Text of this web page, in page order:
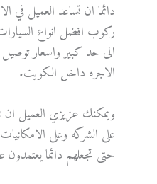
دائما ان تساعد العميل
ركوب افضل انواع
الى حد كبير واسعار
الاجره داخل الكويت.
ويمكنك عزيزي العميل ان
على الشركه وعلى
حتى تجعلهم دائما